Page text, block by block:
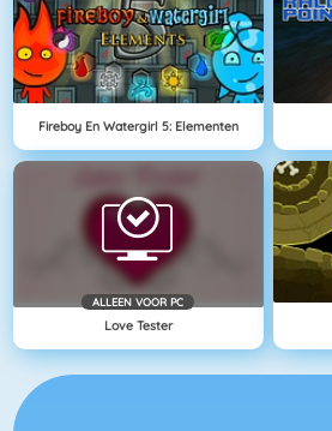
Fireboy En Watergirl 5: Elementen
ALLEEN VOOR PC
Love Tester